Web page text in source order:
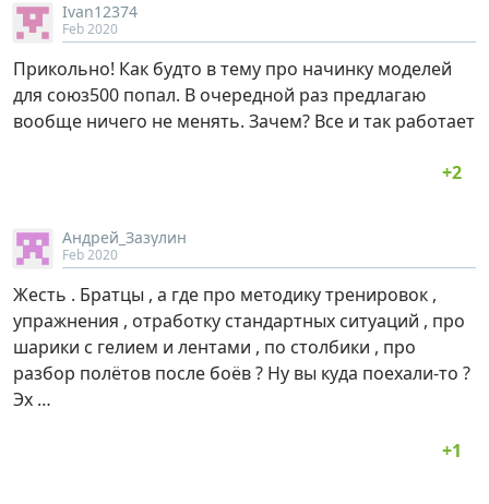
Ivan12374
Feb 2020
Прикольно! Как будто в тему про начинку моделей
для союз500 попал. В очередной раз предлагаю
вообще ничего не менять. Зачем? Все и так работает
Андрей_Зазулин
Feb 2020
Жесть . Братцы , а где про методику тренировок ,
упражнения , отработку стандартных ситуаций , про
шарики с гелием и лентами , по столбики , про
разбор полётов после боёв ? Ну вы куда поехали-то ?
Эх …